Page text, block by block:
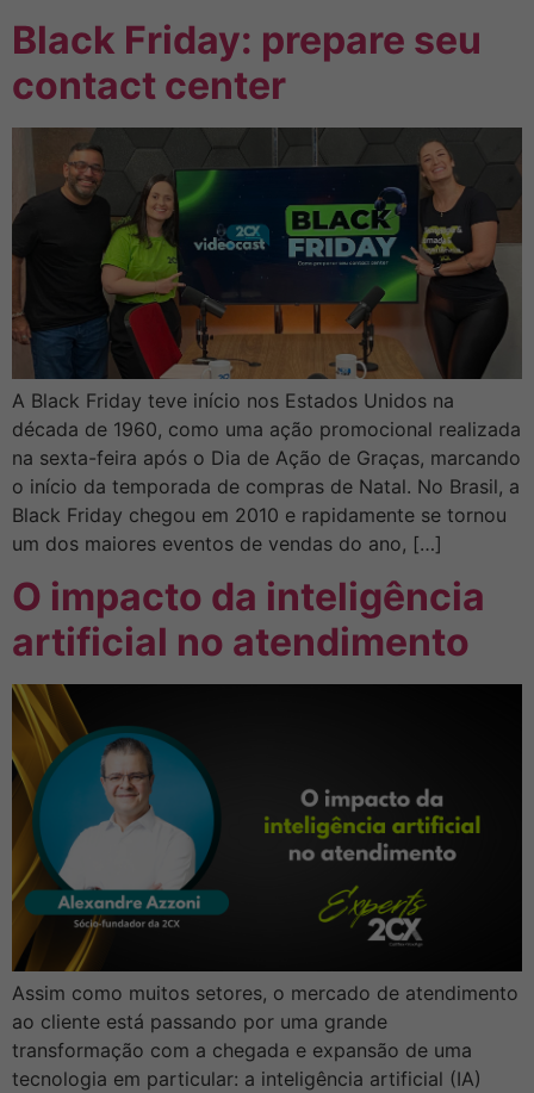
Black Friday: prepare seu
contact center
A Black Friday teve início nos Estados Unidos na
década de 1960, como uma ação promocional realizada
na sexta-feira após o Dia de Ação de Graças, marcando
o início da temporada de compras de Natal. No Brasil, a
Black Friday chegou em 2010 e rapidamente se tornou
um dos maiores eventos de vendas do ano, […]
O impacto da inteligência
artificial no atendimento
Assim como muitos setores, o mercado de atendimento
ao cliente está passando por uma grande
transformação com a chegada e expansão de uma
tecnologia em particular: a inteligência artificial (IA)